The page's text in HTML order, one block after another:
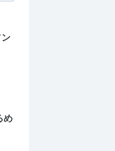
め